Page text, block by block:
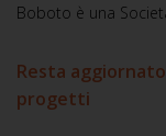
Boboto è una
Resta
progetti